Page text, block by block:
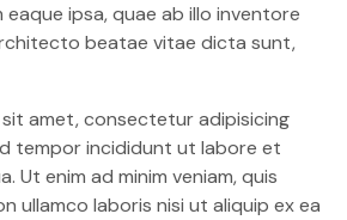
ipsa, quae ab illo inventore
beatae vitae dicta sunt,
amet, consectetur adipisicing
tempor incididunt ut labore et
Ut enim ad minim veniam, quis
ullamco laboris nisi ut aliquip ex ea